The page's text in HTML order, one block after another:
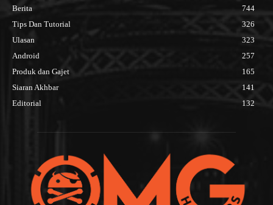
Berita
744
Tips Dan Tutorial
326
Ulasan
323
Android
257
Produk dan Gajet
165
Siaran Akhbar
141
Editorial
132